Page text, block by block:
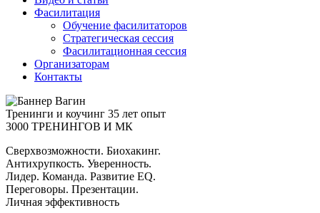
Фасилитация
Обучение фасилитаторов
Стратегическая сессия
Фасилитационная сессия
Организаторам
Контакты
Тренинги и коучинг 35 лет опыт
3000 ТРЕНИНГОВ И МК
Сверхвозможности. Биохакинг.
Антихрупкость. Уверенность.
Лидер. Команда. Развитие EQ.
Переговоры. Презентации.
Личная эффективность